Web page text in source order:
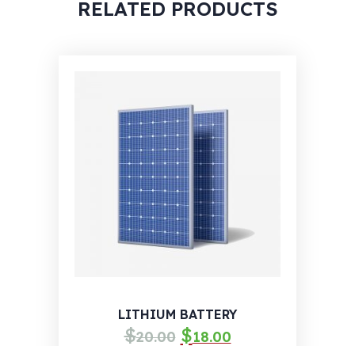
RELATED PRODUCTS
LITHIUM BATTERY
$20.00 Izvorna
$18.00Trenutna